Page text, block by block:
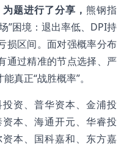
题进行了分享， 熊钢指
”困境：退出率低、DPI持
损区间。面对强概率分布
通过精准的节点选择、严
真正“战胜概率”。
资、普华资本、金浦投
本、海通开元、华睿投
本、国科嘉和、东方嘉